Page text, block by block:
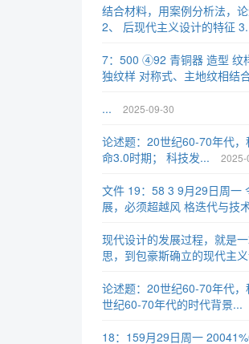
结合材料，用案例分析法，
2、 后现代主义设计的特征
7：500 ④92 青铜器 造型 纹
独纹样 对称式、主地纹相结
... 2025-09-30
论述题：20世纪60-70年代
命3.0时期； 科技发...
2025-
文件 19：58 3 9月29日周一
展，必须超越风 格迭代与技
现代设计的发展过程，就是
思，到包豪斯确立的现代主
论述题：20世纪60-70年代
世纪60-70年代的时代背景...
18：159月29日周一